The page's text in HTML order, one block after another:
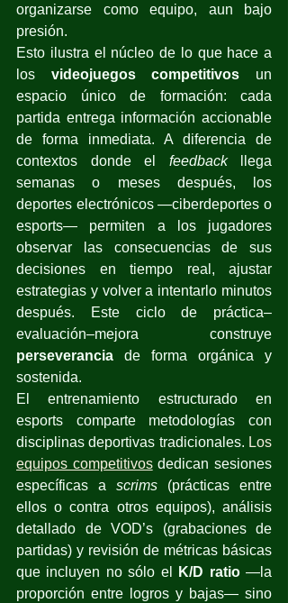
organizarse como equipo, aun bajo
presión.
Esto ilustra el núcleo de lo que hace a
los videojuegos competitivos un
espacio único de formación: cada
partida entrega información accionable
de forma inmediata. A diferencia de
contextos donde el feedback llega
semanas o meses después, los
deportes electrónicos —ciberdeportes o
esports— permiten a los jugadores
observar las consecuencias de sus
decisiones en tiempo real, ajustar
estrategias y volver a intentarlo minutos
después. Este ciclo de práctica–
perseverancia de forma orgánica y
sostenida.
El entrenamiento estructurado en
esports comparte metodologías con
disciplinas deportivas tradicionales.
equipos competitivos dedican sesiones
específicas a scrims (prácticas entre
ellos o contra otros equipos), análisis
detallado de VOD’s (grabaciones de
partidas) y revisión de métricas básicas
que incluyen no sólo el
K/D ratio —la
proporción entre logros y bajas— sino